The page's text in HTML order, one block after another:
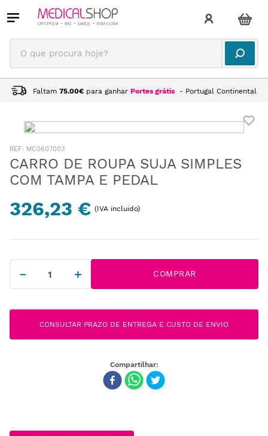
O que procura hoje?
Faltam 75.00€ para ganhar Portes grátis - Portugal Continental
: MC0607003
CARRO DE ROUPA SUJA SIMPLES
COM TAMPA E PEDAL
326,23 € (IVA incluido)
＋
－ COMPRAR
CONSULTAR PRAZO DE ENTREGA E CUSTO DE ENVIO